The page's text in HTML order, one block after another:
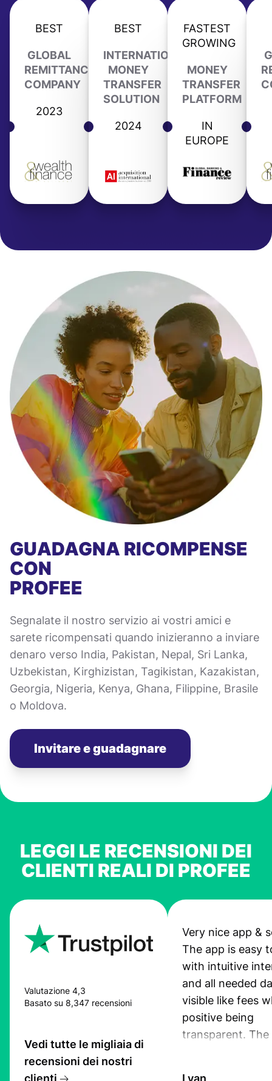
BEST
GLOBAL
REMITTANCE
COMPANY
2023
BEST
INTERNATIONAL
MONEY
TRANSFER
SOLUTION
2024
FASTEST
GROWING
MONEY
TRANSFER
PLATFORM
IN
EUROPE
GUADAGNA RICOMPENSE
CON
PROFEE
Segnalate il nostro servizio ai vostri amici e
sarete ricompensati quando inizieranno a inviare
denaro verso India, Pakistan, Nepal, Sri Lanka,
Uzbekistan, Kirghizistan, Tagikistan, Kazakistan,
Georgia, Nigeria, Kenya, Ghana, Filippine, Brasile
o Moldova.
Invitare e guadagnare
LEGGI LE RECENSIONI DEI
CLIENTI REALI DI PROFEE
Valutazione 4,3
Basato su 8,347 recensioni
Vedi tutte le migliaia di
recensioni dei nostri
clienti
Very nice app &
The app is easy
with intuitive
and all needed
visible like fees
positive being
transparent. The
Lyan